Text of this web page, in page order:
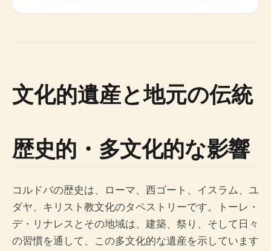
文化的遺産と地元の伝統
歴史的・多文化的な影響
コルドバの歴史は、ローマ、西ゴート、イスラム、ユ
ダヤ、キリスト教文化のタペストリーです。トーレ・
デ・リナレスとその地域は、建築、祭り、そして日々
の習慣を通して、この多文化的な遺産を示しています